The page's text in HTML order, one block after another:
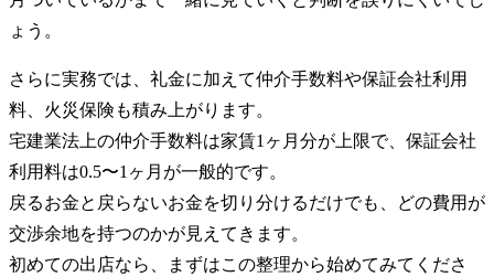
ょう。
さらに実務では、礼金に加えて仲介手数料や保証会社利用
料、火災保険も積み上がります。
宅建業法上の仲介手数料は家賃1ヶ月分が上限で、保証会社
利用料は0.5〜1ヶ月が一般的です。
戻るお金と戻らないお金を切り分けるだけでも、どの費用が
交渉余地を持つのかが見えてきます。
初めての出店なら、まずはこの整理から始めてみてくださ